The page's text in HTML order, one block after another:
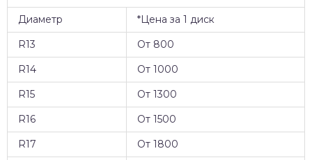
Диаметр
*Цена за 1 диск
R13
От 800
R14
От 1000
R15
От 1300
R16
От 1500
R17
От 1800